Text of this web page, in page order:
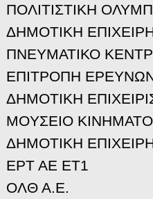
ΠΟΛΙΤΙΣΤΙΚΗ
ΔΗΜΟΤΙΚΗ
ΠΝΕΥΜΑΤΙΚΟ
ΕΠΙΤΡΟΠΗ ΕΡΕΥΝΩΝ
ΔΗΜΟΤΙΚΗ
MOYΣΕΙΟ
ΔΗΜΟΤΙΚΗ
ΕΡΤ ΑΕ ΕΤ1
OΛΘ Α.Ε.